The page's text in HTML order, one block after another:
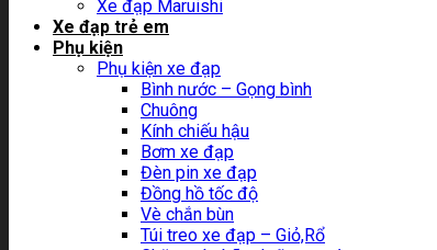
Xe đạp Maruishi
Xe đạp trẻ em
Phụ kiện
Phụ kiện xe đạp
Bình nước – Gọng bình
Chuông
Kính chiếu hậu
Bơm xe đạp
Đèn pin xe đạp
Đồng hồ tốc độ
Vè chắn bùn
Túi treo xe đạp – Giỏ,Rổ